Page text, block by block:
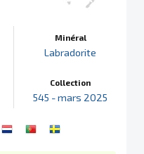
Minéral
Labradorite
Collection
545 - mars 2025